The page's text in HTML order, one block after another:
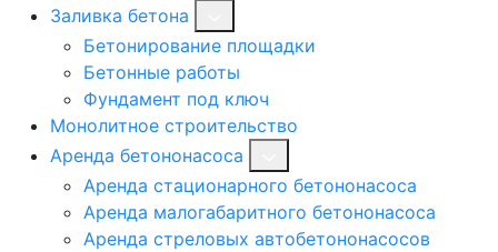
Заливка бетона
Бетонирование площадки
Бетонные работы
Фундамент под ключ
Монолитное строительство
Аренда бетононасоса
Аренда стационарного бетононасоса
Аренда малогабаритного бетононасоса
Аренда стреловых автобетононасосов